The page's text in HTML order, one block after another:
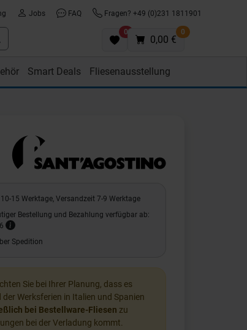
Jobs FAQ Fragen? +49 (0)231 1811901
0 0
0,00 €
Smart Deals Fliesenausstellung
15 Werktage, Versandzeit 7-9 Werktage
Bestellung und Bezahlung verfügbar ab:
Spedition
Sie bei Ihrer Planung, dass es
Werksferien in Italien und Spanien
bei Bestellware-Fliesen zu
bei der Verladung kommt.